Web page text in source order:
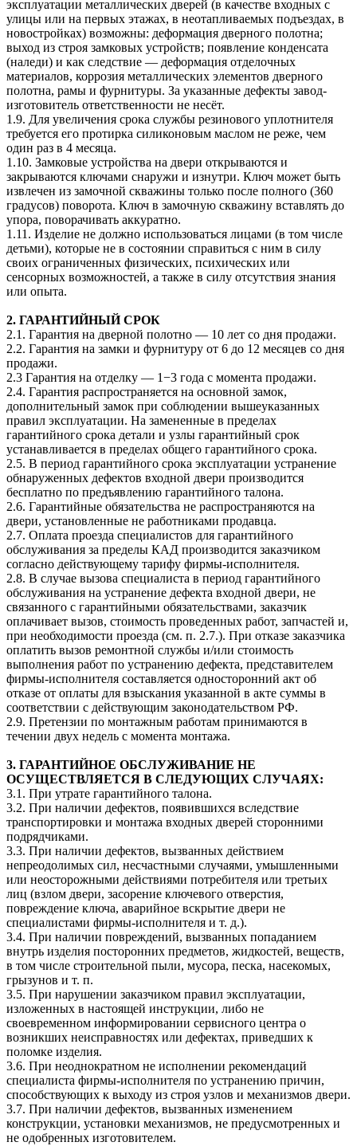
эксплуатации металлических дверей (в качестве входных с
улицы или на первых этажах, в неотапливаемых подъездах, в
новостройках) возможны: деформация дверного полотна;
выход из строя замковых устройств; появление конденсата
(наледи) и как следствие — деформация отделочных
материалов, коррозия металлических элементов дверного
полотна, рамы и фурнитуры. За указанные дефекты завод-
изготовитель ответственности не несёт.
1.9. Для увеличения срока службы резинового уплотнителя
требуется его протирка силиконовым маслом не реже, чем
один раз в 4 месяца.
1.10. Замковые устройства на двери открываются и
закрываются ключами снаружи и изнутри. Ключ может быть
извлечен из замочной скважины только после полного (360
градусов) поворота. Ключ в замочную скважину вставлять до
упора, поворачивать аккуратно.
1.11. Изделие не должно использоваться лицами (в том числе
детьми), которые не в состоянии справиться с ним в силу
своих ограниченных физических, психических или
сенсорных возможностей, а также в силу отсутствия знания
или опыта.
2. ГАРАНТИЙНЫЙ СРОК
2.1. Гарантия на дверной полотно — 10 лет со дня продажи.
2.2. Гарантия на замки и фурнитуру от 6 до 12 месяцев со дня
продажи.
2.3 Гарантия на отделку — 1−3 года с момента продажи.
2.4. Гарантия распространяется на основной замок,
дополнительный замок при соблюдении вышеуказанных
правил эксплуатации. На замененные в пределах
гарантийного срока детали и узлы гарантийный срок
устанавливается в пределах общего гарантийного срока.
2.5. В период гарантийного срока эксплуатации устранение
обнаруженных дефектов входной двери производится
бесплатно по предъявлению гарантийного талона.
2.6. Гарантийные обязательства не распространяются на
двери, установленные не работниками продавца.
2.7. Оплата проезда специалистов для гарантийного
обслуживания за пределы КАД производится заказчиком
согласно действующему тарифу фирмы-исполнителя.
2.8. В случае вызова специалиста в период гарантийного
обслуживания на устранение дефекта входной двери, не
связанного с гарантийными обязательствами, заказчик
оплачивает вызов, стоимость проведенных работ, запчастей и,
при необходимости проезда (см. п. 2.7.). При отказе заказчика
оплатить вызов ремонтной службы и/или стоимость
выполнения работ по устранению дефекта, представителем
фирмы-исполнителя составляется односторонний акт об
отказе от оплаты для взыскания указанной в акте суммы в
соответствии с действующим законодательством РФ.
2.9. Претензии по монтажным работам принимаются в
течении двух недель с момента монтажа.
3. ГАРАНТИЙНОЕ ОБСЛУЖИВАНИЕ НЕ
ОСУЩЕСТВЛЯЕТСЯ В СЛЕДУЮЩИХ СЛУЧАЯХ:
3.1. При утрате гарантийного талона.
3.2. При наличии дефектов, появившихся вследствие
транспортировки и монтажа входных дверей сторонними
подрядчиками.
3.3. При наличии дефектов, вызванных действием
непреодолимых сил, несчастными случаями, умышленными
или неосторожными действиями потребителя или третьих
лиц (взлом двери, засорение ключевого отверстия,
повреждение ключа, аварийное вскрытие двери не
специалистами фирмы-исполнителя и т. д.).
3.4. При наличии повреждений, вызванных попаданием
внутрь изделия посторонних предметов, жидкостей, веществ,
в том числе строительной пыли, мусора, песка, насекомых,
грызунов и т. п.
3.5. При нарушении заказчиком правил эксплуатации,
изложенных в настоящей инструкции, либо не
своевременном информировании сервисного центра о
возникших неисправностях или дефектах, приведших к
поломке изделия.
3.6. При неоднократном не исполнении рекомендаций
специалиста фирмы-исполнителя по устранению причин,
способствующих к выходу из строя узлов и механизмов двери.
3.7. При наличии дефектов, вызванных изменением
конструкции, установки механизмов, не предусмотренных и
не одобренных изготовителем.